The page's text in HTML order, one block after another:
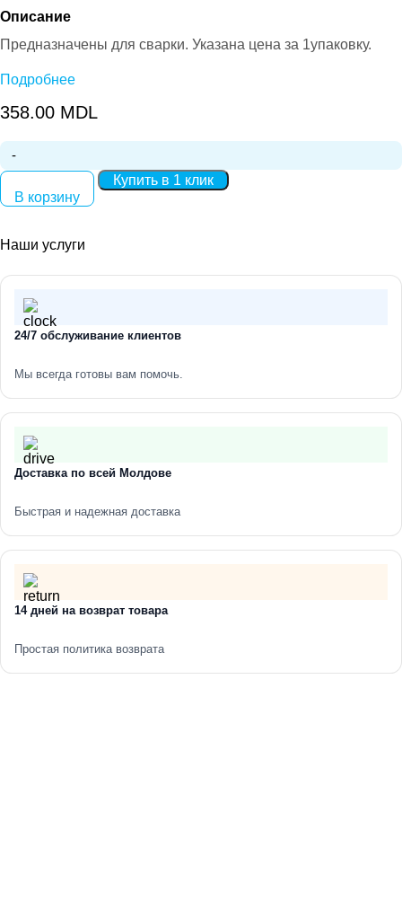
Описание
Предназначены для сварки. Указана цена за 1упаковку.
Подробнее
358.00 MDL
Количество:
В корзину
Купить в 1 клик
Наши услуги
24/7 обслуживание клиентов
Мы всегда готовы вам помочь.
Доставка по всей Молдове
Быстрая и надежная доставка
14 дней на возврат товара
Простая политика возврата